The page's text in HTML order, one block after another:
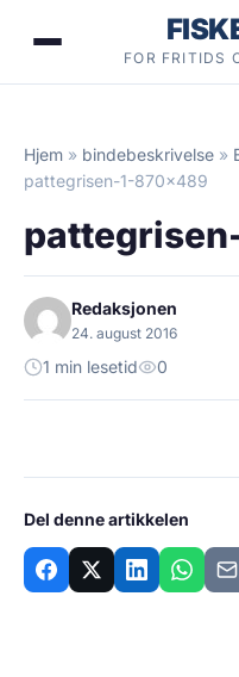
FOR FRITIDS
Hjem » bindebeskrivelse »
pattegrisen-1-870×489
Redaksjonen
24. august 2016
1 min lesetid 0
Del denne artikkelen